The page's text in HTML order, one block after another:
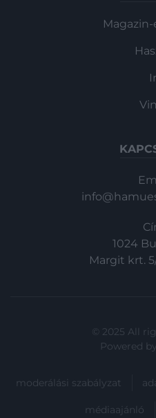
1024
Margit krt.
© 2025 All
Powered by
moderálási szabályzat
médiaajánló